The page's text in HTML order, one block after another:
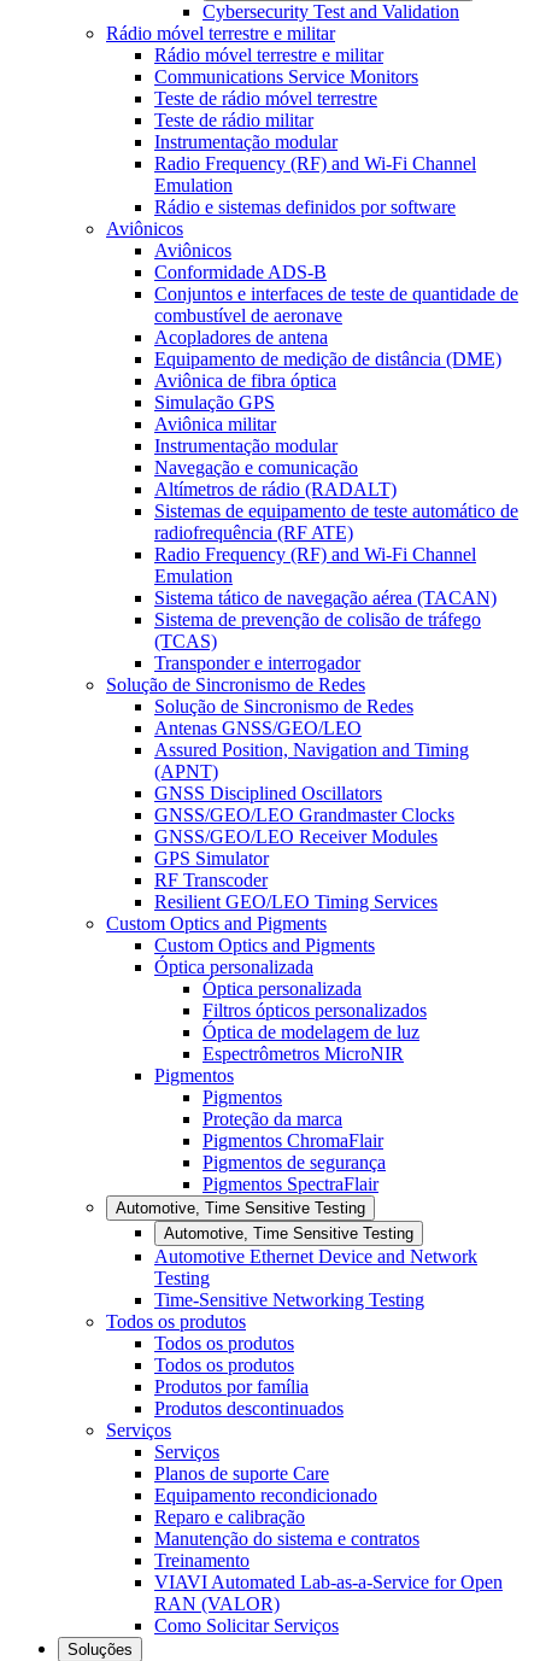
Cybersecurity Test and Validation
Rádio móvel terrestre e militar
Rádio móvel terrestre e militar
Communications Service Monitors
Teste de rádio móvel terrestre
Teste de rádio militar
Instrumentação modular
Radio Frequency (RF) and Wi-Fi Channel
Emulation
Rádio e sistemas definidos por software
Aviônicos
Aviônicos
Conformidade ADS-B
Conjuntos e interfaces de teste de quantidade de
combustível de aeronave
Acopladores de antena
Equipamento de medição de distância (DME)
Aviônica de fibra óptica
Simulação GPS
Aviônica militar
Instrumentação modular
Navegação e comunicação
Altímetros de rádio (RADALT)
Sistemas de equipamento de teste automático de
radiofrequência (RF ATE)
Radio Frequency (RF) and Wi-Fi Channel
Emulation
Sistema tático de navegação aérea (TACAN)
Sistema de prevenção de colisão de tráfego
(TCAS)
Transponder e interrogador
Solução de Sincronismo de Redes
Solução de Sincronismo de Redes
Antenas GNSS/GEO/LEO
Assured Position, Navigation and Timing
(APNT)
GNSS Disciplined Oscillators
GNSS/GEO/LEO Grandmaster Clocks
GNSS/GEO/LEO Receiver Modules
GPS Simulator
RF Transcoder
Resilient GEO/LEO Timing Services
Custom Optics and Pigments
Custom Optics and Pigments
Óptica personalizada
Óptica personalizada
Filtros ópticos personalizados
Óptica de modelagem de luz
Espectrômetros MicroNIR
Pigmentos
Pigmentos
Proteção da marca
Pigmentos ChromaFlair
Pigmentos de segurança
Pigmentos SpectraFlair
Automotive, Time Sensitive Testing
Automotive, Time Sensitive Testing
Automotive Ethernet Device and Network
Testing
Time-Sensitive Networking Testing
Todos os produtos
Todos os produtos
Todos os produtos
Produtos por família
Produtos descontinuados
Serviços
Serviços
Planos de suporte Care
Equipamento recondicionado
Reparo e calibração
Manutenção do sistema e contratos
Treinamento
VIAVI Automated Lab-as-a-Service for Open
RAN (VALOR)
Como Solicitar Serviços
Soluções